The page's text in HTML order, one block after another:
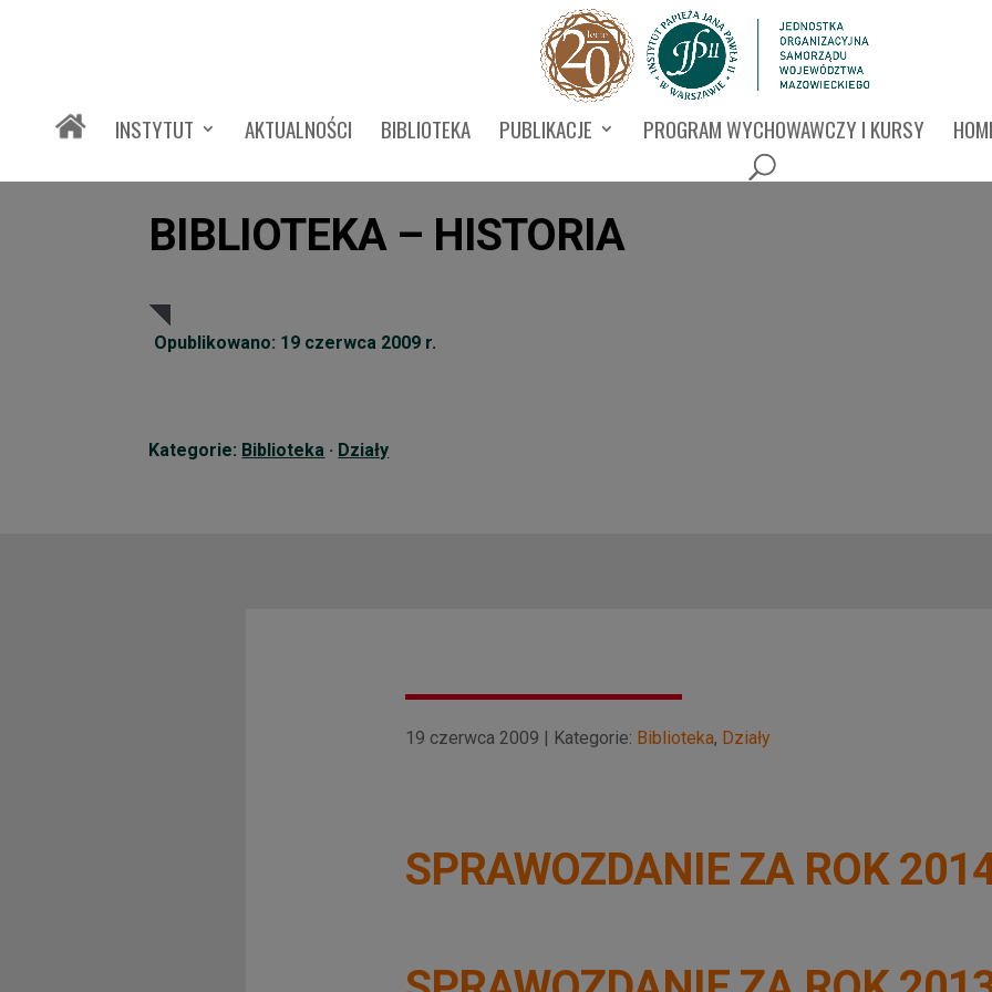
INSTYTUT AKTUALNOŚCI BIBLIOTEKA PUBLIKACJE PROGRAM WYCHOWAWCZY I KURSY
BIBLIOTEKA – HISTORIA
Opublikowano: 19 czerwca 2009 r.
Kategorie: Biblioteka · Działy
19 czerwca 2009 | Kategorie: Biblioteka, Działy
SPRAWOZDANIE ZA ROK